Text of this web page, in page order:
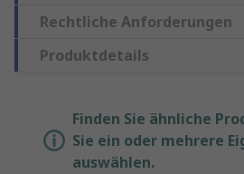
Rechtliche Anforderungen
Produktdetails
Finden Sie ähnliche
Sie ein oder mehrere
auswählen.